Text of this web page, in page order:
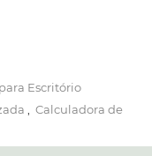
Escritório
Calculadora de